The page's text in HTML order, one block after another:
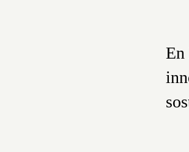
En